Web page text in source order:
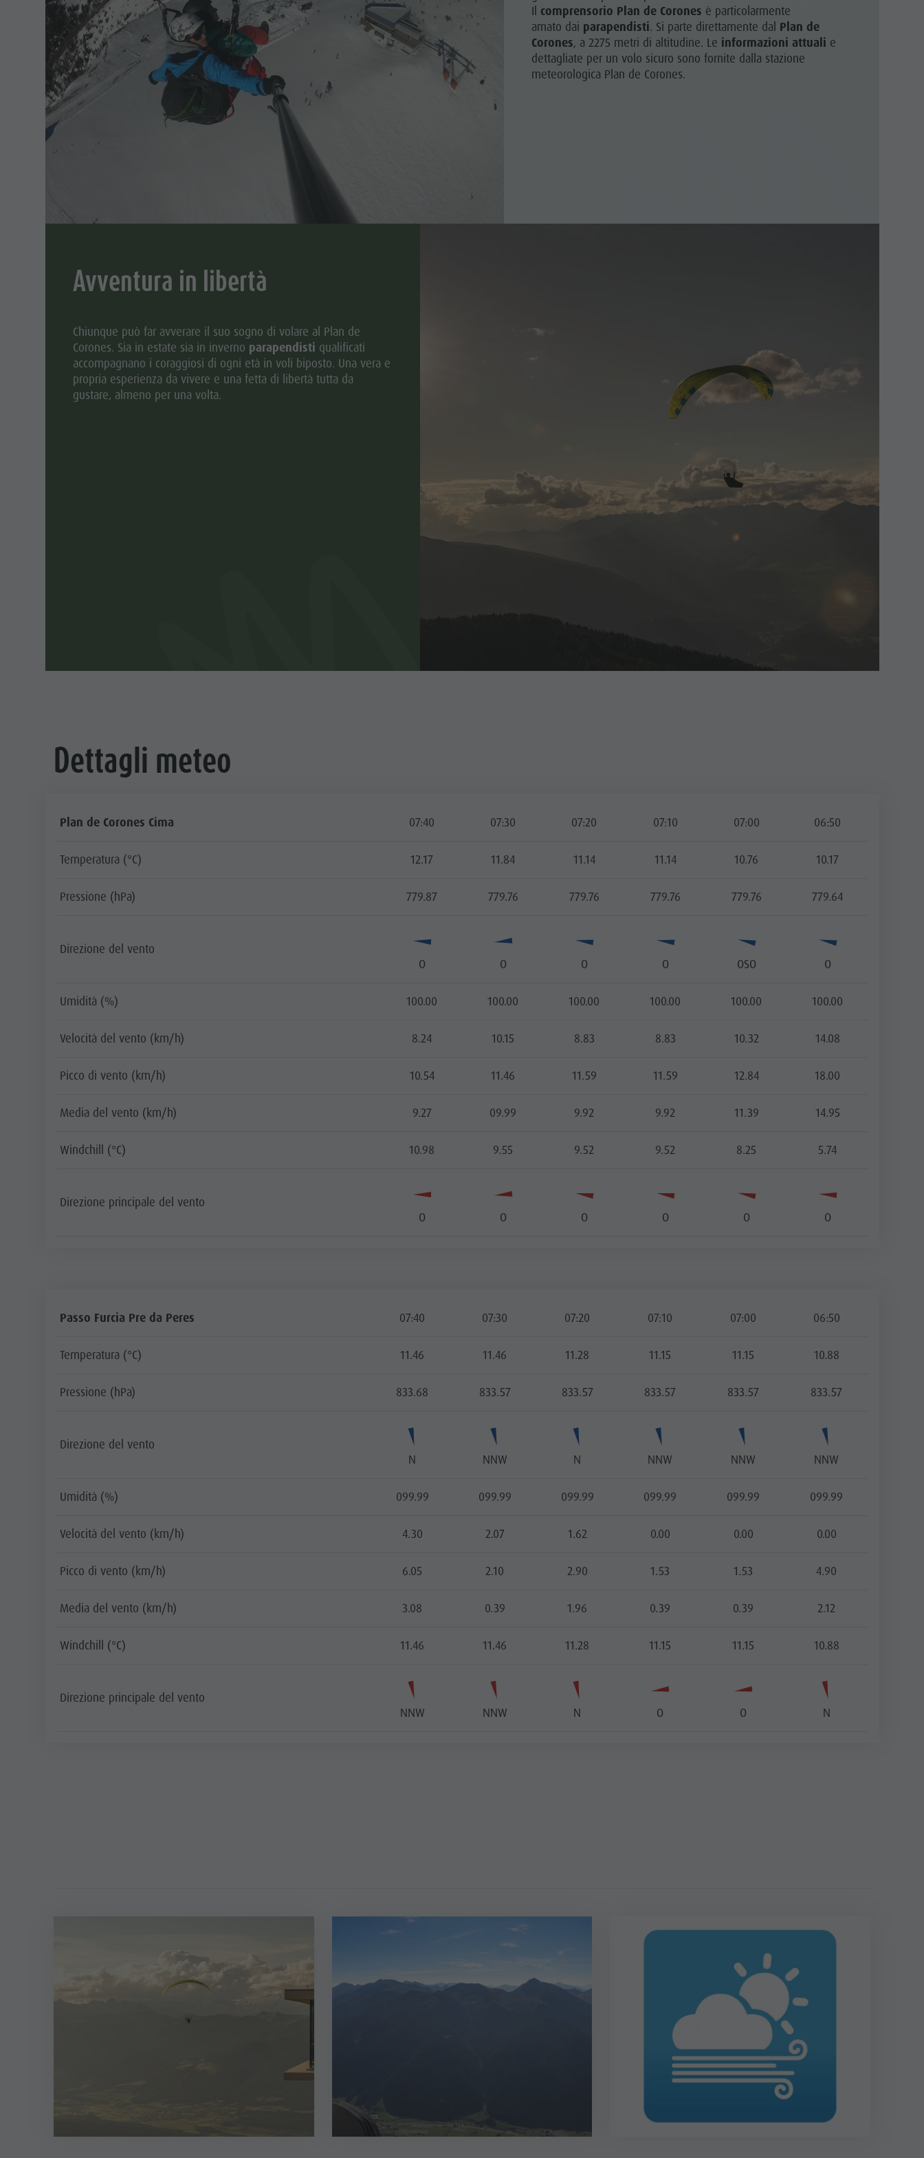
Parapendio & Voli tandem
Programmi di vacanza
Benessere
Parchi naturali
La Val Pusteria
Alto Adige
Dolasilla Saga
Eventi
Guide A-Z
Il comprensorio Plan de Corones è particolarmente
amato dai parapendisti. Si parte direttamente dal Plan de
Corones, a 2275 metri di altitudine. Le informazioni attuali e
dettagliate per un volo sicuro sono fornite dalla stazione
meteorologica Plan de Corones.
Avventura in libertà
Chiunque può far avverare il suo sogno di volare al Plan de
Corones. Sia in estate sia in inverno parapendisti qualificati
accompagnano i coraggiosi di ogni età in voli biposto. Una vera e
propria esperienza da vivere e una fetta di libertà tutta da
gustare, almeno per una volta.
Dettagli meteo
Plan de Corones Cima 07:40 07:30 07:20 07:10 07:00 06:50
Temperatura (°C) 12.17 11.84 11.14 11.14 10.76 10.17
Pressione (hPa) 779.87 779.76 779.76 779.76 779.76 779.64
Direzione del vento
O
O O O OSO O
Umidità (%) 100.00 100.00 100.00 100.00 100.00 100.00
Velocità del vento (km/h) 8.24 10.15 8.83 8.83 10.32 14.08
Picco di vento (km/h) 10.54 11.46 11.59 11.59 12.84 18.00
Media del vento (km/h) 9.27 09.99 9.92 9.92 11.39 14.95
Windchill (°C) 10.98 9.55 9.52 9.52 8.25 5.74
Direzione principale del vento
O
O O O O O
Passo Furcia Pre da Peres 07:40 07:30 07:20 07:10 07:00 06:50
Temperatura (°C) 11.46 11.46 11.28 11.15 11.15 10.88
Pressione (hPa) 833.68 833.57 833.57 833.57 833.57 833.57
Direzione del vento
N
NNW N NNW NNW NNW
Umidità (%) 099.99 099.99 099.99 099.99 099.99 099.99
Velocità del vento (km/h) 4.30 2.07 1.62 0.00 0.00 0.00
Picco di vento (km/h) 6.05 2.10 2.90 1.53 1.53 4.90
Media del vento (km/h) 3.08 0.39 1.96 0.39 0.39 2.12
Windchill (°C) 11.46 11.46 11.28 11.15 11.15 10.88
Direzione principale del vento
NNW
NNW N O O N